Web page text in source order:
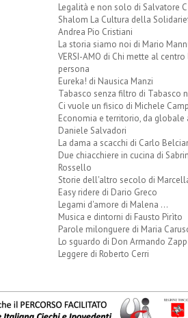
Legalità e non solo di Salvatore
Shalom La Cultura della
Andrea Pio Cristiani
La storia siamo noi di Mario
VERSI-AMO di Chi mette al centro
persona
Eureka! di Nausica Manzi
Tabasco senza filtro di Tabasco
Ci vuole un fisico di Michele
Economia e territorio, da globale
Daniele Salvadori
La dama a scacchi di Carlo
Due chiacchiere in cucina di
Rossello
Storie dell'altro secolo di
Easy ridere di Dario Greco
Legami d'amore di Malena ...
Musica e dintorni di Fausto Pirìto
Parole milonguere di Maria
Lo sguardo di Don Armando
Leggere di Roberto Cerri